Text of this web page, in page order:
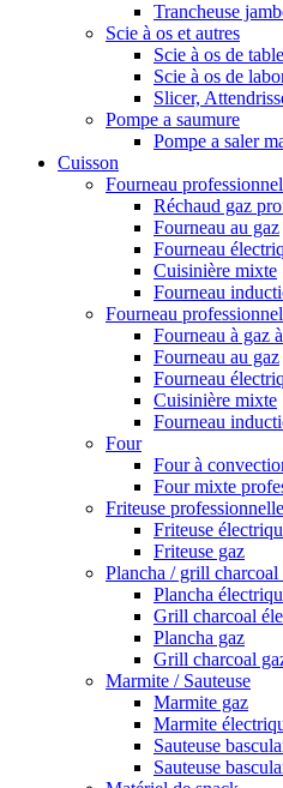
Trancheuse
Scie à os et autres
Scie à os de table
Scie à os de
Slicer,
Pompe a saumure
Pompe a saler
Cuisson
Fourneau
Réchaud gaz
Fourneau au gaz
Fourneau
Cuisinière mixte
Fourneau
Fourneau
Fourneau à gaz
Fourneau au gaz
Fourneau
Cuisinière mixte
Fourneau
Four
Four à
Four mixte
Friteuse professionnelle
Friteuse
Friteuse gaz
Plancha / grill charcoal
Plancha
Grill charcoal
Plancha gaz
Grill charcoal
Marmite / Sauteuse
Marmite gaz
Marmite
Sauteuse
Sauteuse